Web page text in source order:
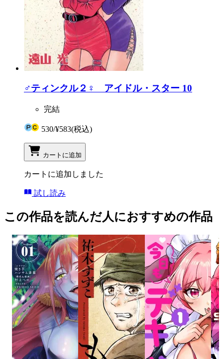
♂ティンクル２♀ アイドル・スター 10
完結
530/¥583(税込)
カートに追加
カートに追加しました
試し読み
この作品を読んだ人におすすめの作品